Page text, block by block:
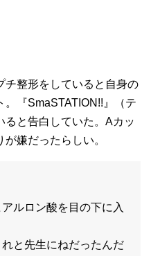
チ整形をしていると自身の
。『SmaSTATION!!』（テ
ると告白していた。Aカッ
嫌だったらしい。
ルロン酸を目の下に入
と先生にねだったんだ